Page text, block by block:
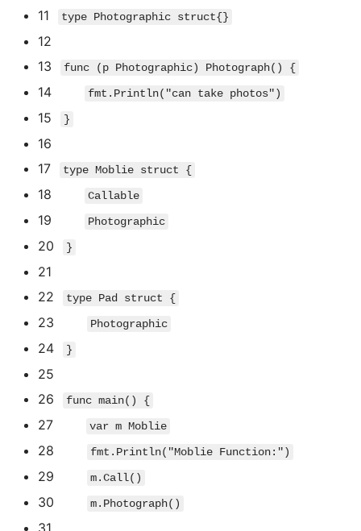
11
type Photographic struct{}
12
13
func (p Photographic) Photograph( ) {
14 fmt . Println( "can take photos")
15 }
16
17
type Moblie struct {
18 Callable
19 Photographic
20 }
21
22
type Pad struct {
23 Photographic
24 }
25
26
func main( ) {
27 var m Moblie
28 fmt . Println( "Moblie Function:")
29 m.Call( )
30 m. Photograph( )